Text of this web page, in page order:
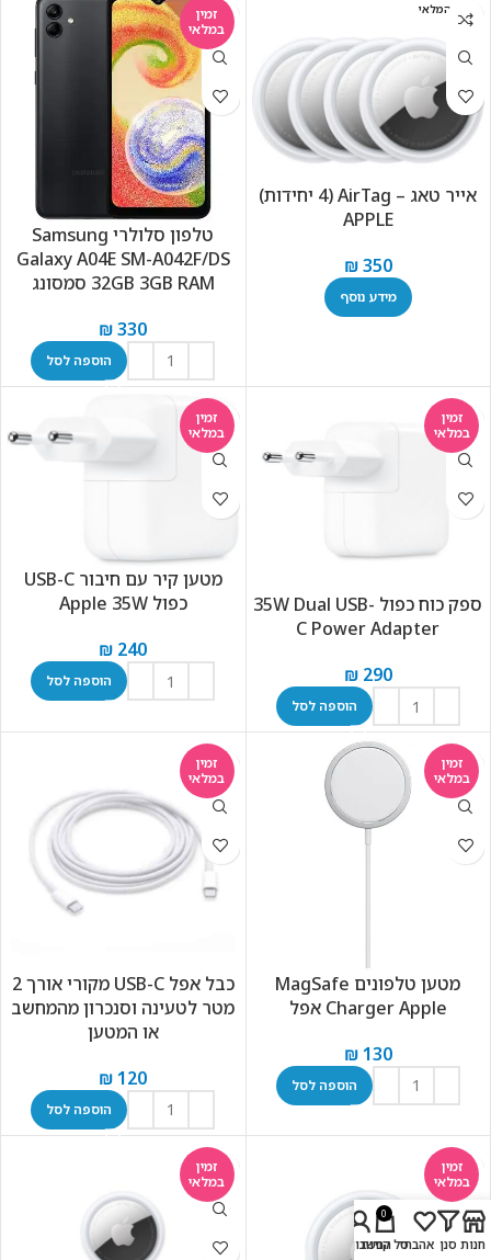
אזל המלאי
אייר טאג – AirTag (4 יחידות)
APPLE
₪350
מידע נוסף
זמין
במלאי
טלפון סלולרי Samsung
Galaxy A04E SM-A042F/DS
32GB 3GB RAM סמסונג
₪330
הוספה לסל
זמין
במלאי
ספק כוח כפול 35W Dual USB-
C Power Adapter
₪290
הוספה לסל
זמין
במלאי
מטען קיר עם חיבור USB-C
כפול Apple 35W
₪ 240
הוספה לסל
זמין
במלאי
מטען ‏טלפונים MagSafe
Charger Apple אפל
₪130
הוספה לסל
זמין
במלאי
כבל אפל USB-C מקורי אורך 2
מטר לטעינה וסנכרון מהמחשב
או המטען
₪120
הוספה לסל
זמין
במלאי
זמין
במלאי
חנות סנן אהבתי
0
סל קניות
החשבון שלי